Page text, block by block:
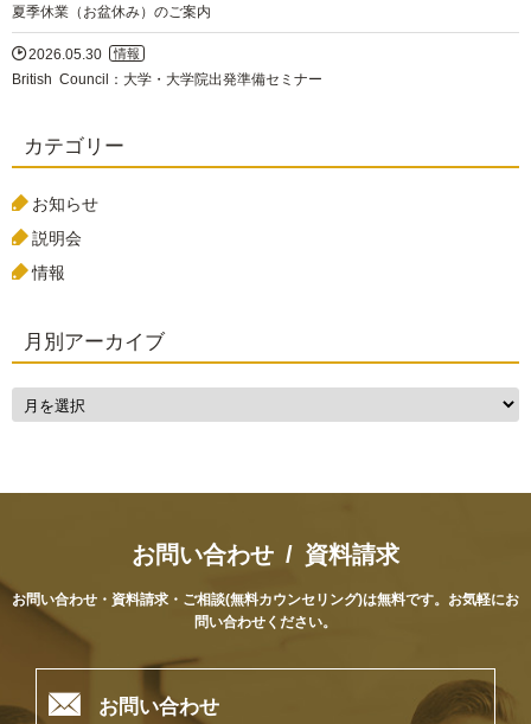
夏季休業（お盆休み）のご案内
2026.05.30 情報
British Council：大学・大学院出発準備セミナー
カテゴリー
お知らせ
説明会
情報
月別アーカイブ
お問い合わせ / 資料請求
お問い合わせ・資料請求・ご相談(無料カウンセリング)は無料です。 お気軽にお
問い合わせください。
 お問い合わせ